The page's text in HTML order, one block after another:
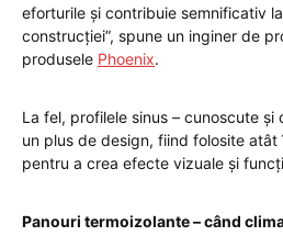
eforturile și contribuie semnificativ
construcției”, spune un inginer de
produsele Phoenix.
La fel, profilele sinus – cunoscute
un plus de design, fiind folosite
pentru a crea efecte vizuale și
Panouri termoizolante – când